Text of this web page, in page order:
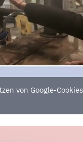
von Google-